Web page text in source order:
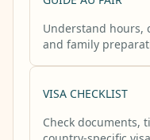
Understand hours,
and family
VISA CHECKLIST
Check documents,